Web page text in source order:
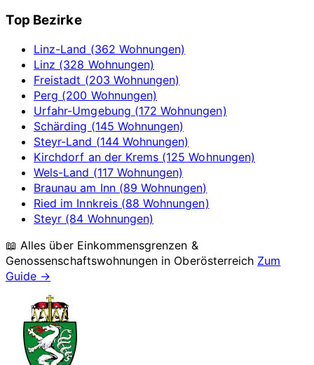
Top Bezirke
Linz-Land (362 Wohnungen)
Linz (328 Wohnungen)
Freistadt (203 Wohnungen)
Perg (200 Wohnungen)
Urfahr-Umgebung (172 Wohnungen)
Schärding (145 Wohnungen)
Steyr-Land (144 Wohnungen)
Kirchdorf an der Krems (125 Wohnungen)
Wels-Land (117 Wohnungen)
Braunau am Inn (89 Wohnungen)
Ried im Innkreis (88 Wohnungen)
Steyr (84 Wohnungen)
📖 Alles über Einkommensgrenzen &
Genossenschaftswohnungen in Oberösterreich Zum
Guide →